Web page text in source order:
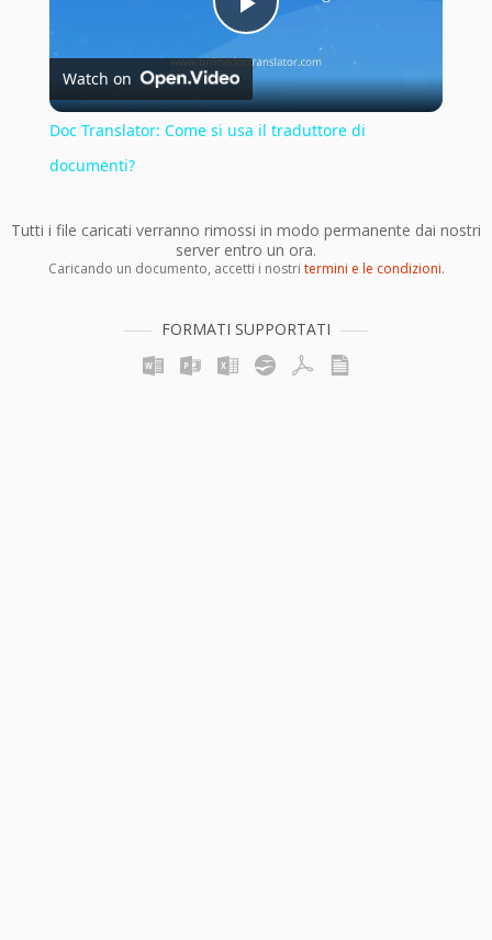
Play
Video
Watch on
Doc Translator: Come si usa il traduttore di
documenti?
Tutti i file caricati verranno rimossi in modo permanente dai nostri
server entro un ora.
Caricando un documento, accetti i nostri termini e le condizioni.
FORMATI SUPPORTATI